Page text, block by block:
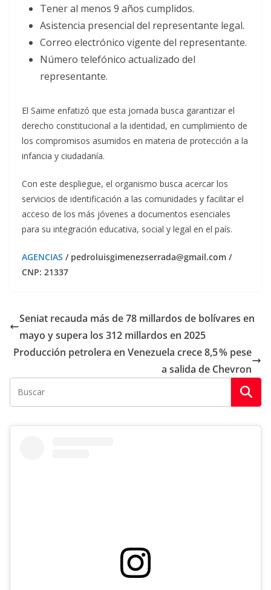
Tener al menos 9 años cumplidos.
Asistencia presencial del representante legal.
Correo electrónico vigente del representante.
Número telefónico actualizado del
representante.
El Saime enfatizó que esta jornada busca garantizar el
derecho constitucional a la identidad, en cumplimiento de
los compromisos asumidos en materia de protección a la
infancia y ciudadanía.
Con este despliegue, el organismo busca acercar los
servicios de identificación a las comunidades y facilitar el
acceso de los más jóvenes a documentos esenciales
para su integración educativa, social y legal en el país.
AGENCIAS / pedroluisgimenezserrada@gmail.com /
CNP: 21337
Seniat recauda más de 78 millardos de bolívares en
mayo y supera los 312 millardos en 2025
Producción petrolera en Venezuela crece 8,5 % pese
a salida de Chevron